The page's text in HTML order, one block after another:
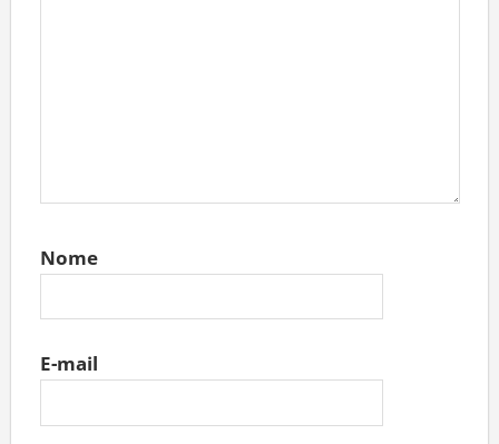
Nome
E-mail